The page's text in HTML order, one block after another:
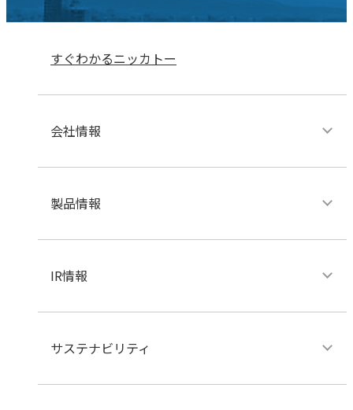
すぐわかるニッカトー
会社情報
製品情報
IR情報
サステナビリティ